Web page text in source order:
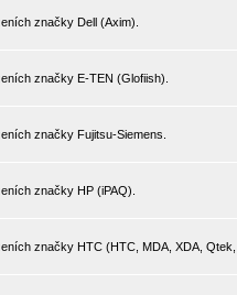
značky Dell (Axim).
značky E-TEN (Glofiish).
značky Fujitsu-Siemens.
značky HP (iPAQ).
značky HTC (HTC, MDA, XDA,